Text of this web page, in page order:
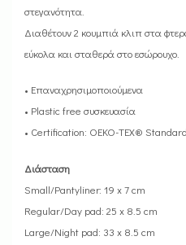
στεγανότητα.
Διαθέτουν 2 κουμπιά κλιπ στα
εύκολα και σταθερά στο εσώρουχο.
• Επαναχρησιμοποιούμενα
• Plastic free συσκευασία
• Certification: OEKO-TEX®
Διάσταση
Small/Pantyliner: 19 x 7 cm
Regular/Day pad: 25 x 8.5 cm
Large/Night pad: 33 x 8.5 cm